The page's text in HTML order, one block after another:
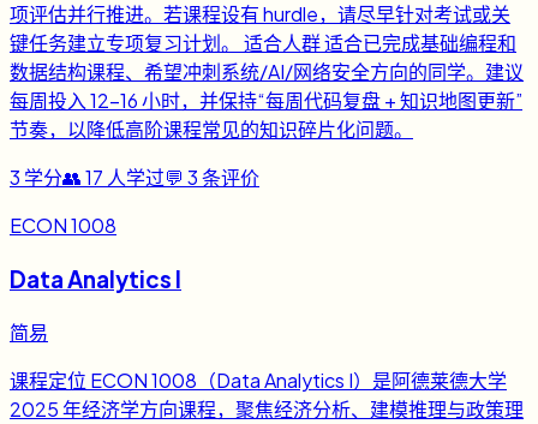
项评估并行推进。若课程设有 hurdle，请尽早针对考试或关
键任务建立专项复习计划。 适合人群 适合已完成基础编程和
数据结构课程、希望冲刺系统/AI/网络安全方向的同学。建议
每周投入 12-16 小时，并保持“每周代码复盘 + 知识地图更新”
节奏，以降低高阶课程常见的知识碎片化问题。
3 学分👥17 人学过💬 3条评价
ECON 1008
Data Analytics I
简易
课程定位 ECON 1008（Data Analytics I）是阿德莱德大学
2025 年经济学方向课程，聚焦经济分析、建模推理与政策理